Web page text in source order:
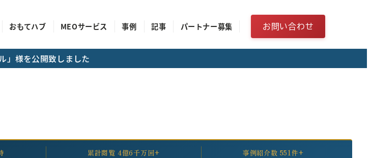
おもてハブ MEOサービス 事例 記事 パートナー募集 お問い合わせ
」様を公開致しました
累計閲覧 4億6千万回+ 事例紹介数 551件+